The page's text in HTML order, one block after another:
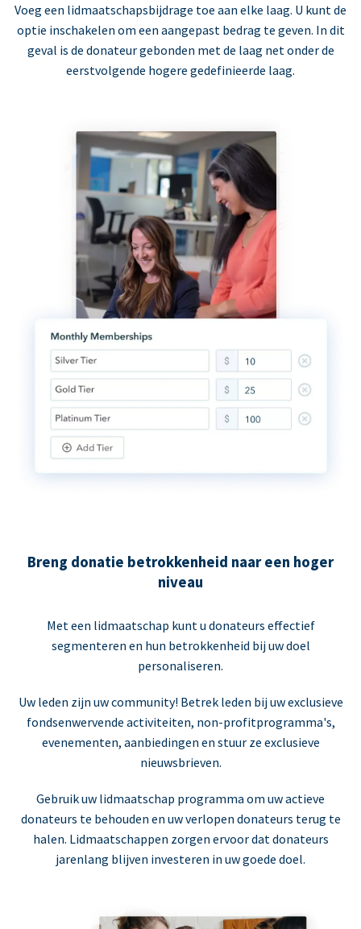
Voeg een lidmaatschapsbijdrage toe aan elke laag. U kunt de
optie inschakelen om een aangepast bedrag te geven. In dit
geval is de donateur gebonden met de laag net onder de
eerstvolgende hogere gedefinieerde laag.
Breng donatie betrokkenheid naar een hoger
niveau
Met een lidmaatschap kunt u donateurs effectief
segmenteren en hun betrokkenheid bij uw doel
personaliseren.
Uw leden zijn uw community! Betrek leden bij uw exclusieve
fondsenwervende activiteiten, non-profitprogramma's,
evenementen, aanbiedingen en stuur ze exclusieve
nieuwsbrieven.
Gebruik uw lidmaatschap programma om uw actieve
donateurs te behouden en uw verlopen donateurs terug te
halen. Lidmaatschappen zorgen ervoor dat donateurs
jarenlang blijven investeren in uw goede doel.